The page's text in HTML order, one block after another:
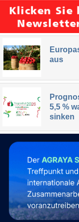
aus
5,5 %
sinken